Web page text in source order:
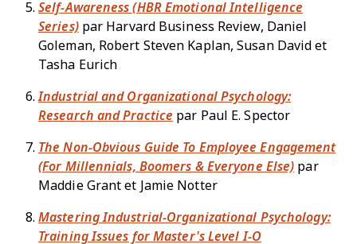
Self-Awareness (HBR Emotional Intelligence
Series) par Harvard Business Review, Daniel
Goleman, Robert Steven Kaplan, Susan David et
Tasha Eurich
Industrial and Organizational Psychology:
Research and Practice par Paul E. Spector
The Non-Obvious Guide To Employee Engagement
(For Millennials, Boomers & Everyone Else) par
Maddie Grant et Jamie Notter
Mastering Industrial-Organizational Psychology:
Training Issues for Master's Level I-O